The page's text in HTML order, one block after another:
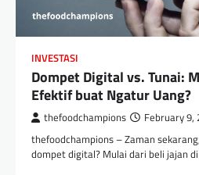
INVESTASI
Dompet Digital vs. Tunai:
Efektif buat Ngatur Uang?
thefoodchampions February 9,
thefoodchampions – Zaman
dompet digital? Mulai dari beli jajan